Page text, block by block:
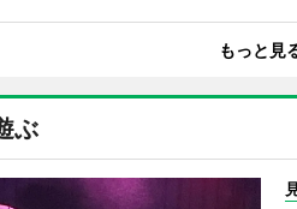
もっと見
ぶ